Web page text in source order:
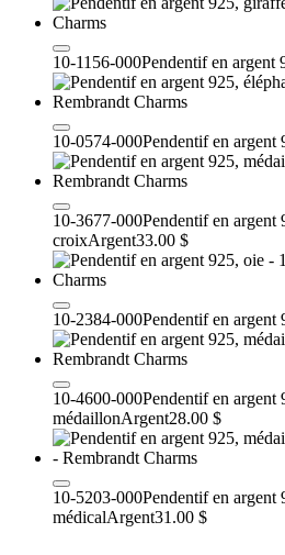
10-1156-000Pendentif en argent
10-0574-000Pendentif en argent
10-3677-000Pendentif en argent
croixArgent33.00 $
10-2384-000Pendentif en argent
10-4600-000Pendentif en argent
médaillonArgent28.00 $
10-5203-000Pendentif en argent
médicalArgent31.00 $